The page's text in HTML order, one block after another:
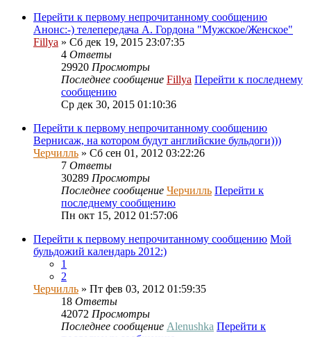
Перейти к первому непрочитанному сообщению
Анонс:-) телепередача А. Гордона "Мужское/Женское"
Fillya » Сб дек 19, 2015 23:07:35
4 Ответы
29920 Просмотры
Последнее сообщение Fillya Перейти к последнему
сообщению
Ср дек 30, 2015 01:10:36
Перейти к первому непрочитанному сообщению
Вернисаж, на котором будут английские бульдоги)))
Черчилль » Сб сен 01, 2012 03:22:26
7 Ответы
30289 Просмотры
Последнее сообщение Черчилль Перейти к
последнему сообщению
Пн окт 15, 2012 01:57:06
Перейти к первому непрочитанному сообщению Мой
бульдожий календарь 2012:)
1
2
Черчилль » Пт фев 03, 2012 01:59:35
18 Ответы
42072 Просмотры
Последнее сообщение Alenushka Перейти к